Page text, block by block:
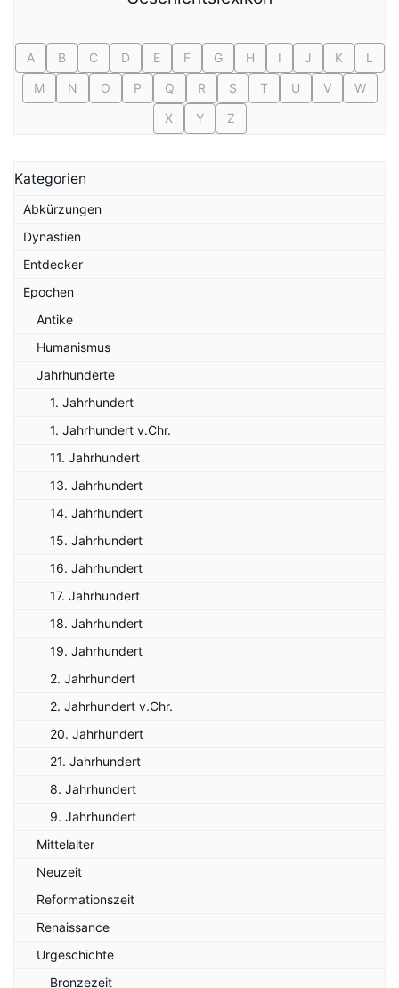
A B C D E F G H I J K
L
M
N O P Q R S T U V
W
X
Y Z
Kategorien
Abkürzungen
Dynastien
Entdecker
Epochen
Antike
Humanismus
Jahrhunderte
1. Jahrhundert
1. Jahrhundert v.Chr.
11. Jahrhundert
13. Jahrhundert
14. Jahrhundert
15. Jahrhundert
16. Jahrhundert
17. Jahrhundert
18. Jahrhundert
19. Jahrhundert
2. Jahrhundert
2. Jahrhundert v.Chr.
20. Jahrhundert
21. Jahrhundert
8. Jahrhundert
9. Jahrhundert
Mittelalter
Neuzeit
Reformationszeit
Renaissance
Urgeschichte
Bronzezeit